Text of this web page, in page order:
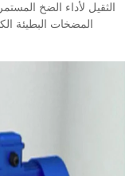
المضخات البطيئة